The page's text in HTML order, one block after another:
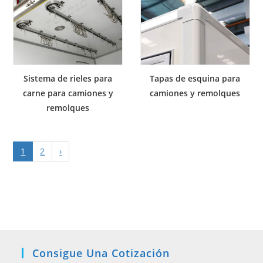
Sistema de rieles para
carne para camiones y
remolques
Tapas de esquina para
camiones y remolques
1 2 ›
Consigue Una Cotización